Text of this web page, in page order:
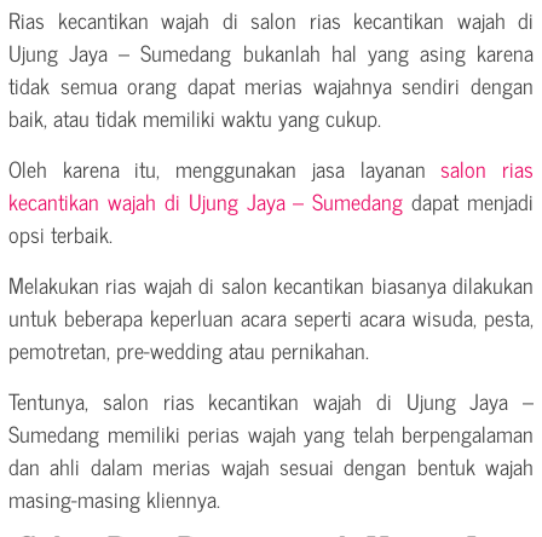
Rias kecantikan wajah di salon rias kecantikan wajah di
Ujung Jaya – Sumedang bukanlah hal yang asing karena
tidak semua orang dapat merias wajahnya sendiri dengan
baik, atau tidak memiliki waktu yang cukup.
Oleh karena itu, menggunakan jasa layanan salon rias
kecantikan wajah di Ujung Jaya – Sumedang dapat menjadi
opsi terbaik.
Melakukan rias wajah di salon kecantikan biasanya dilakukan
untuk beberapa keperluan acara seperti acara wisuda, pesta,
pemotretan, pre-wedding atau pernikahan.
Tentunya, salon rias kecantikan wajah di Ujung Jaya –
Sumedang memiliki perias wajah yang telah berpengalaman
dan ahli dalam merias wajah sesuai dengan bentuk wajah
masing-masing kliennya.